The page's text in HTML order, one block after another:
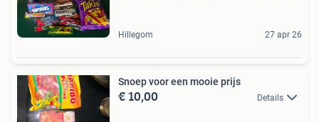
Hillegom 27 apr 26
Snoep voor een mooie prijs
€ 10,00 Details